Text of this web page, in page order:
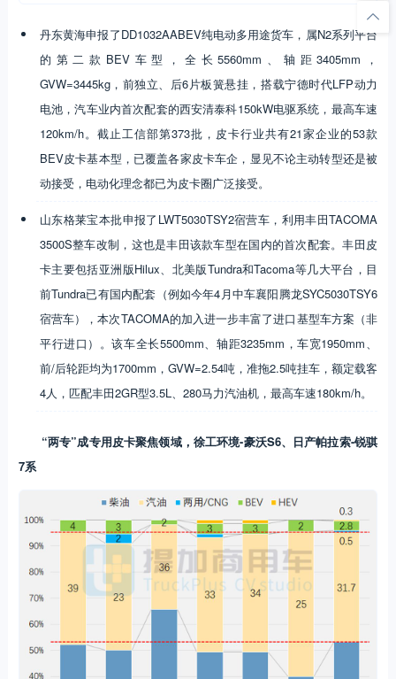
丹东黄海申报了DD1032AABEV纯电动多用途货车，属N2系列平台
的第二款BEV车型，全长5560mm、轴距3405mm，
GVW=3445kg，前独立、后6片板簧悬挂，搭载宁德时代LFP动力
电池，汽车业内首次配套的西安清泰科150kW电驱系统，最高车速
120km/h。截止工信部第373批，皮卡行业共有21家企业的53款
BEV皮卡基本型，已覆盖各家皮卡车企，显见不论主动转型还是被
动接受，电动化理念都已为皮卡圈广泛接受。
山东格莱宝本批申报了LWT5030TSY2宿营车，利用丰田TACOMA
3500S整车改制，这也是丰田该款车型在国内的首次配套。丰田皮
卡主要包括亚洲版Hilux、北美版Tundra和Tacoma等几大平台，目
前Tundra已有国内配套（例如今年4月中车襄阳腾龙SYC5030TSY6
宿营车），本次TACOMA的加入进一步丰富了进口基型车方案（非
平行进口）。该车全长5500mm、轴距3235mm，车宽1950mm、
前/后轮距均为1700mm，GVW=2.54吨，准拖2.5吨挂车，额定载客
4人，匹配丰田2GR型3.5L、280马力汽油机，最高车速180km/h。
“两专”成专用皮卡聚焦领域，徐工环境-豪沃S6、日产帕拉索-锐骐
7系